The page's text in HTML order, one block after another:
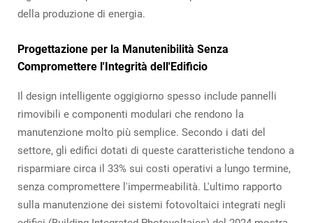
della produzione di energia.
Progettazione per la Manutenibilità Senza
Compromettere l'Integrità dell'Edificio
Il design intelligente oggigiorno spesso include pannelli
rimovibili e componenti modulari che rendono la
manutenzione molto più semplice. Secondo i dati del
settore, gli edifici dotati di queste caratteristiche tendono a
risparmiare circa il 33% sui costi operativi a lungo termine,
senza compromettere l'impermeabilità. L'ultimo rapporto
sulla manutenzione dei sistemi fotovoltaici integrati negli